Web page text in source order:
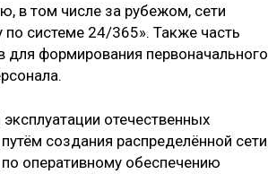
в том числе за рубежом, сети
системе 24/365». Также часть
для формирования первоначального
отечественных
создания распределённой сети
оперативному обеспечению